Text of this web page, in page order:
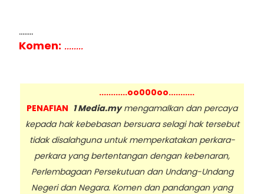
........
Komen: ........
............oo000oo...........
PENAFIAN 1 Media.mymengamalkan dan percaya
kepada hak kebebasan bersuara selagi hak tersebut
tidak disalahguna untuk memperkatakan perkara-
perkara yang bertentangan dengan kebenaran,
Perlembagaan Persekutuan dan Undang-Undang
Negeri dan Negara. Komen dan pandangan yang